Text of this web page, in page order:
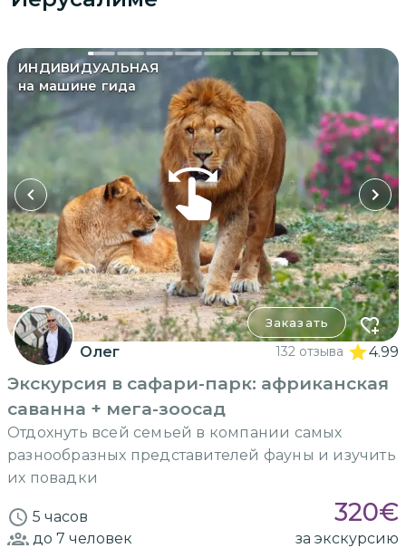
ИНДИВИДУАЛЬНАЯ
на машине гида
Заказать
Олег 132 отзыва 4.99
Экскурсия в сафари-парк: африканская
саванна + мега-зоосад
Отдохнуть всей семьей в компании самых
разнообразных представителей фауны и изучить
их повадки
5 часов 320€
до 7 человек за экскурсию